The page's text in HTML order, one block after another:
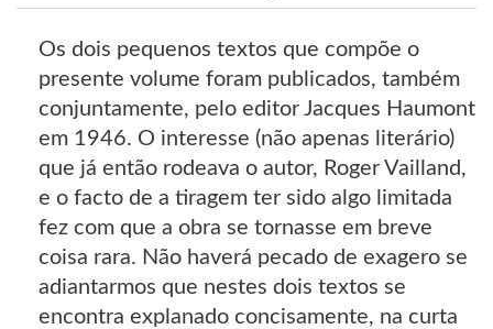
Os dois pequenos textos que compõe o
presente volume foram publicados, também
conjuntamente, pelo editor Jacques Haumont
em 1946. O interesse (não apenas literário)
que já então rodeava o autor, Roger Vailland,
e o facto de a tiragem ter sido algo limitada
fez com que a obra se tornasse em breve
coisa rara. Não haverá pecado de exagero se
adiantarmos que nestes dois textos se
encontra explanado concisamente, na curta